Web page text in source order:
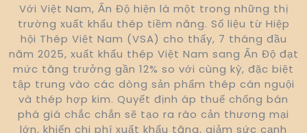
Với Việt Nam, Ấn Độ hiện là một trong những thị
trường xuất khẩu thép tiềm năng. Số liệu từ Hiệp
hội Thép Việt Nam (VSA) cho thấy, 7 tháng đầu
năm 2025, xuất khẩu thép Việt Nam sang Ấn Độ đạt
mức tăng trưởng gần 12% so với cùng kỳ, đặc biệt
tập trung vào các dòng sản phẩm thép cán nguội
và thép hợp kim. Quyết định áp thuế chống bán
phá giá chắc chắn sẽ tạo ra rào cản thương mại
lớn, khiến chi phí xuất khẩu tăng, giảm sức cạnh